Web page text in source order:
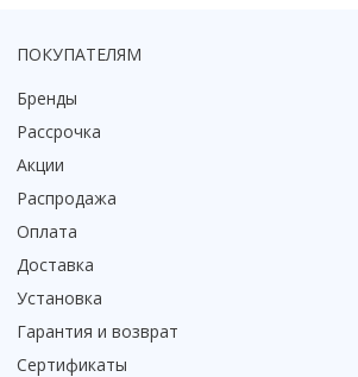
ПОКУПАТЕЛЯМ
Бренды
Рассрочка
Акции
Распродажа
Оплата
Доставка
Установка
Гарантия и возврат
Сертификаты